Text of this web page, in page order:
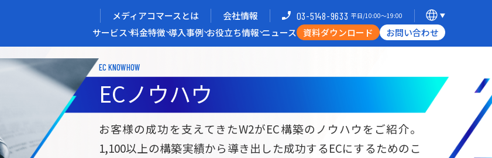
メディアコマースとは 会社情報 03-5148-9633 平日/10:00〜19:00
サービス 料金特徴 導入事例 お役立ち情報 ニュース 資料ダウンロード お問い合わせ
メディアコマースを実現する
サブスク/定期通販ECサイト構築 BtoB向けECサイト構築 海外進出・現地ECサイト構築
メディアコマースとは 選ばれる理由 開発力/支援体制
導入企業インタビュー
お役立ち資料
EC KNOWHOW
ECノウハウ
お客様の成功を支えてきたW2がEC構築のノウハウをご紹介。
1,100以上の構築実績から導き出した成功するECにするためのこ